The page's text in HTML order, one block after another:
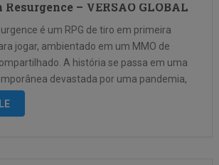
– VERSÃO GLOBAL
é um RPG de tiro em primeira
jogar, ambientado em um MMO de
A história se passa em uma
devastada por uma pandemia,
no caos e levou ao colapso do …